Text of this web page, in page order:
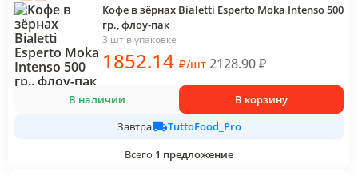
Кофе в зёрнах Bialetti Esperto Moka Intenso 500
гр., флоу-пак
3 шт в упаковке
1852.14 ₽/шт 2128.90₽
В наличии
В корзину
Завтра
TuttoFood_Pro
Всего 1 предложение